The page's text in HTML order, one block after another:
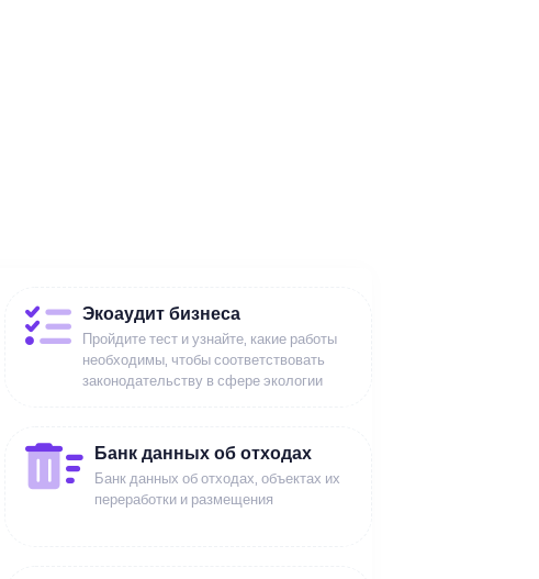
Экоаудит бизнеса
Пройдите тест и узнайте, какие работы
необходимы, чтобы соответствовать
законодательству в сфере экологии
Банк данных об отходах
Банк данных об отходах, объектах их
переработки и размещения